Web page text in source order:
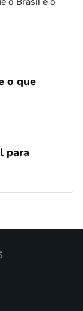
o que
para